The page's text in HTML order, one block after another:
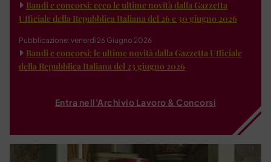
Bandi e concorsi: ecco le ultime novità dalla Gazzetta
Ufficiale della Repubblica Italiana del 26 e 30 giugno 2026
Pubblicazione: venerdì 26 Giugno 2026
Bandi e concorsi: le ultime novità dalla Gazzetta Ufficiale
della Repubblica Italiana del 23 giugno 2026
Entra nell'Archivio Lavoro & Concorsi